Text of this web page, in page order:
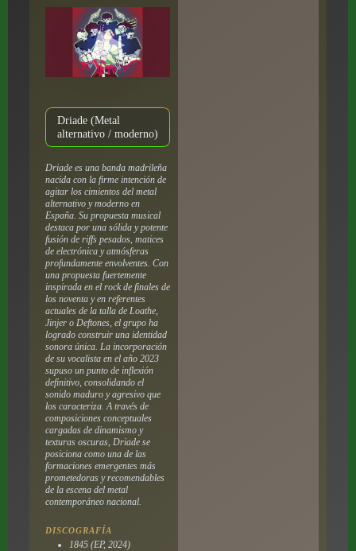
Driade (Metal
alternativo / moderno)
Driade es una banda madrileña
nacida con la firme intención de
agitar los cimientos del metal
alternativo y moderno en
España. Su propuesta musical
destaca por una sólida y potente
fusión de riffs pesados, matices
de electrónica y atmósferas
profundamente envolventes. Con
una propuesta fuertemente
inspirada en el rock de finales de
los noventa y en referentes
actuales de la talla de Loathe,
Jinjer o Deftones, el grupo ha
logrado construir una identidad
sonora única. La incorporación
de su vocalista en el año 2023
supuso un punto de inflexión
definitivo, consolidando el
sonido maduro y agresivo que
los caracteriza. A través de
composiciones conceptuales
cargadas de dinamismo y
texturas oscuras, Driade se
posiciona como una de las
formaciones emergentes más
prometedoras y recomendables
de la escena del metal
contemporáneo nacional.
DISCOGRAFÍA
1845 (EP, 2024)